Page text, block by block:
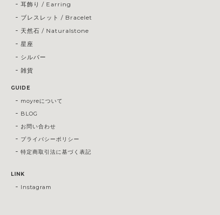
耳飾り / Earring
ブレスレット / Bracelet
天然石 / Naturalstone
星座
シルバー
雑貨
GUIDE
moyreについて
BLOG
お問い合わせ
プライバシーポリシー
特定商取引法に基づく表記
LINK
Instagram